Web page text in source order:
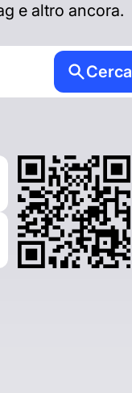
e altro ancora.
Cerca